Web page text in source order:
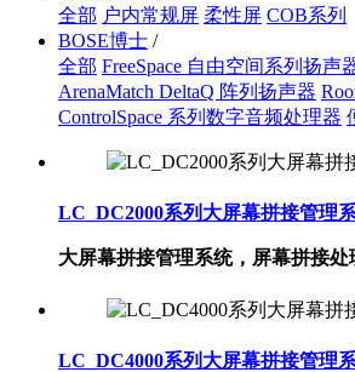
全部 户内常规屏 柔性屏 COB系列
BOSE博士 /
全部 FreeSpace 自由空间系列扬声
ArenaMatch DeltaQ 阵列扬声器
ControlSpace 系列数字音频处理器
LC_DC2000系列​大屏幕拼接管理
大屏幕拼接管理系统，屏幕拼接处
LC_DC4000系列大屏幕拼接管理